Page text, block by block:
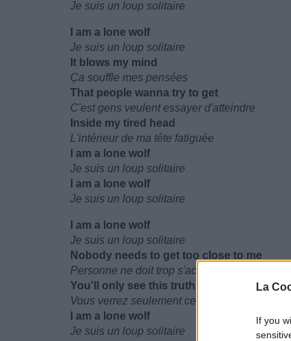
La
If you
Je suis un loup solitaire
I am a lone wolf
Je suis un loup solitaire
It blows my mind
Ça souffle mes pensées
That people wanna try to get
C'est gens veulent essayer d'atteindre
Inside my tired head
L'intérieur de ma tête fatiguée
I am a lone wolf
Je suis un loup solitaire
I am a lone wolf
Je suis un loup solitaire
I am a lone wolf
Je suis un loup solitaire
Nobody needs to get too close to me
Personne ne doit trop s'accrocher à moi
You'll only see this truth
Vous verrez seulement cette vérité
I am a lone wolf
Je suis un loup solitaire